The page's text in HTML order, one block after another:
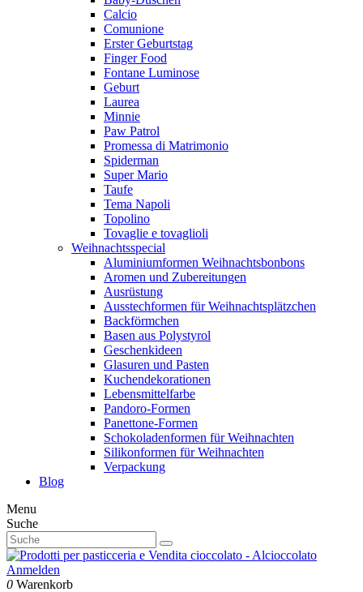
Calcio
Comunione
Erster Geburtstag
Finger Food
Fontane Luminose
Geburt
Laurea
Minnie
Paw Patrol
Promessa di Matrimonio
Spiderman
Super Mario
Taufe
Tema Napoli
Topolino
Tovaglie e tovaglioli
Weihnachtsspecial
Aluminiumformen Weihnachtsbonbons
Aromen und Zubereitungen
Ausrüstung
Ausstechformen für Weihnachtsplätzchen
Backförmchen
Basen aus Polystyrol
Geschenkideen
Glasuren und Pasten
Kuchendekorationen
Lebensmittelfarbe
Pandoro-Formen
Panettone-Formen
Schokoladenformen für Weihnachten
Silikonformen für Weihnachten
Verpackung
Blog
Menu
Suche
Anmelden
0 Warenkorb